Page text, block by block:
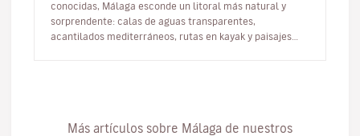
conocidas, Málaga esconde un litoral más natural y
sorprendente: calas de aguas transparentes,
acantilados mediterráneos, rutas en kayak y paisajes
Más artículos sobre Málaga de nuestros